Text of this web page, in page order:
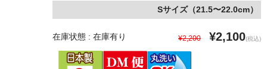
Sサイズ（21.5〜22.0cm）
在庫状態 : 在庫有り ¥2,200 ¥2,100(税込)